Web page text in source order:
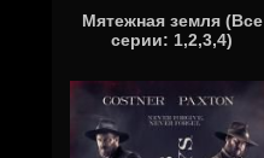
Мятежная земля (Все
серии: 1,2,3,4)